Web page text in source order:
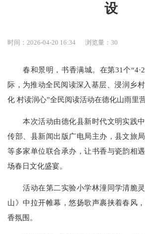
设
时间：2026-04-20 16:34 浏览量：30
春和景明，书香满城。在第31个
际，为推动全民阅读深入基层、浸润乡
化 村读润心”全民阅读活动在德化山雨里
本次活动由德化县新时代文明实践中
传部、县新闻出版广电局主办，县文旅
等多家单位联合承办，让书香与瓷韵相
场春日文化盛宴。
活动在第二实验小学林潼同学清脆灵
山》中拉开帷幕，悠扬歌声裹挟着春风
香氛围。